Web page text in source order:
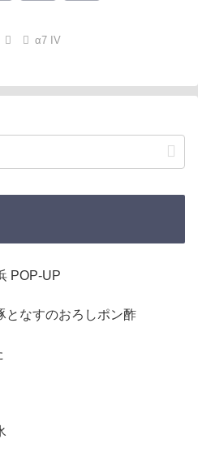
α7 IV
POP-UP
となすのおろしポン酢